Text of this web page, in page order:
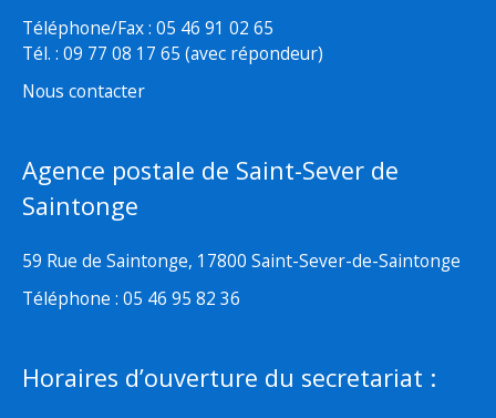
Téléphone/Fax : 05 46 91 02 65
Tél. : 09 77 08 17 65 (avec répondeur)
Nous contacter
Agence postale de Saint-Sever de
Saintonge
59 Rue de Saintonge, 17800 Saint-Sever-de-Saintonge
Téléphone : 05 46 95 82 36
Horaires d’ouverture du secretariat :